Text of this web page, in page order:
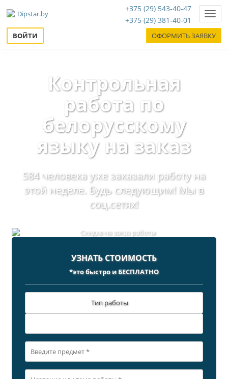
+375 (29) 543-40-47
+375 (29) 381-40-01
ВОЙТИ ОФОРМИТЬ ЗАЯВКУ
Контрольная
работа по
белорусскому
языку на заказ
584 человека уже заказали работу на
этой неделе. Будь следующим! Мы в
соц.сетях!
УЗНАТЬ СТОИМОСТЬ
*это быстро и БЕСПЛАТНО
Тип работы